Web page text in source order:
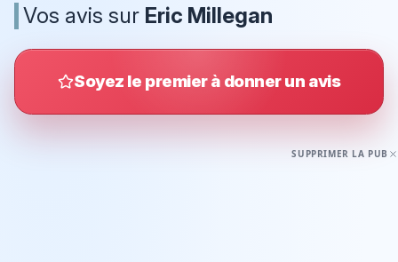
Vos avis sur Eric Millegan
Soyez le premier à donner un avis
SUPPRIMER LA PUB